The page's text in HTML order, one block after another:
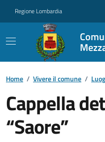
Regione Lombardia
Home / Vivere il comune /
Cappella
“Saore”